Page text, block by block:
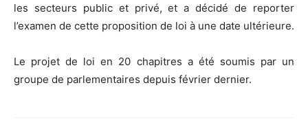
les secteurs public et privé, et a décidé de reporter
l’examen de cette proposition de loi à une date ultérieure.
Le projet de loi en 20 chapitres a été soumis par un
groupe de parlementaires depuis février dernier.